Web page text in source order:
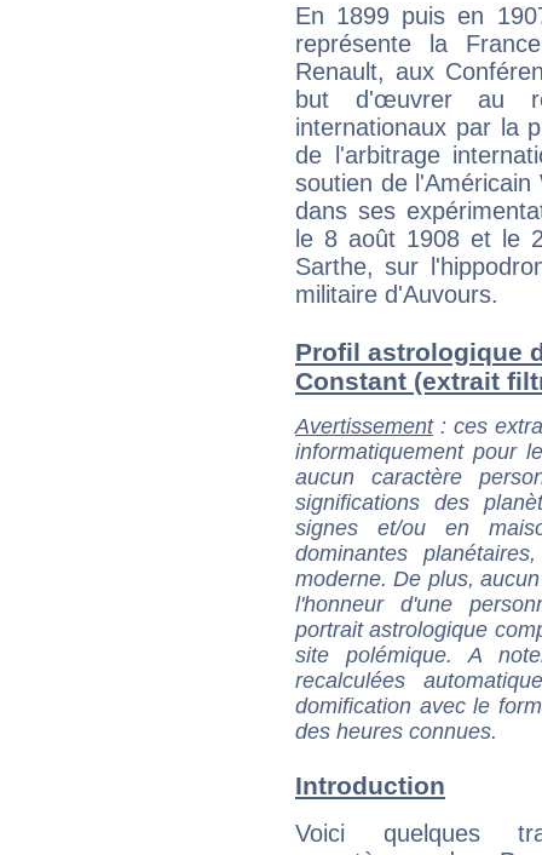
En 1899 puis en
représente la
Renault, aux
but d'œuvrer au
internationaux par la
de l'arbitrage
soutien de
dans ses
le 8 août 1908 et le
Sarthe, sur
militaire d'Auvours.
Profil astrologique
Constant (extrait
Avertissement: ces
informatiquement pour
aucun caractère
significations des
signes et/ou en
dominantes
moderne. De plus,
l'honneur d'une
portrait astrologique
site polémique. A
recalculées
domification avec le
des heures connues.
Introduction
Voici quelques